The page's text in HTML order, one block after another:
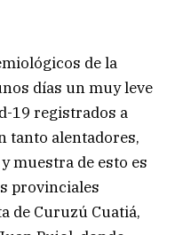
de la
días un muy leve
19 registrados a
tanto alentadores,
muestra de esto es
provinciales
de Curuzú Cuatiá,